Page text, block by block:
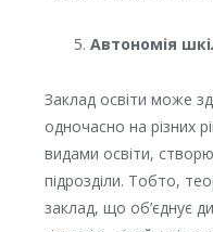
Автономія
Заклад освіти може
одночасно на різних
видами освіти,
підрозділи. Тобто,
заклад, що об’єднує